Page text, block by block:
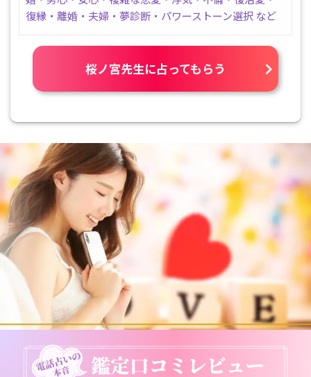
復縁・離婚・夫婦・夢診断・パワーストーン選択 など
桜ノ宮先生に占ってもらう